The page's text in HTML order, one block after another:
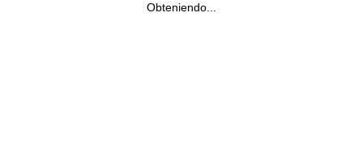
Obteniendo...